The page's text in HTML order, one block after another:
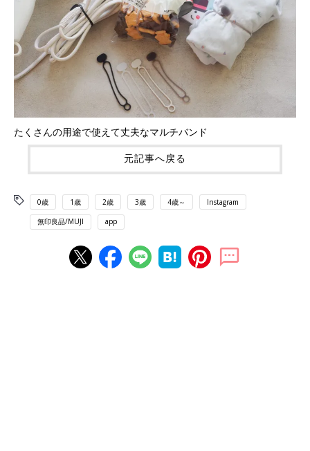
たくさんの用途で使えて丈夫なマルチバンド
元記事へ戻る
0歳 1歳 2歳 3歳 4歳～ Instagram
無印良品/MUJI app